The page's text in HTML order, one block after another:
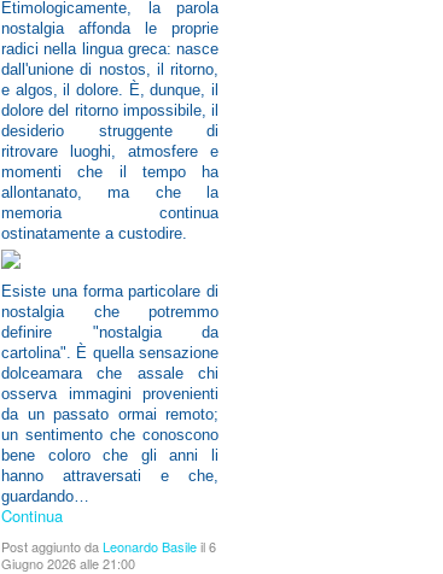
Etimologicamente, la parola
nostalgia affonda le proprie
radici nella lingua greca: nasce
dall'unione di nostos, il ritorno,
e algos, il dolore. È, dunque, il
dolore del ritorno impossibile, il
desiderio struggente di
ritrovare luoghi, atmosfere e
momenti che il tempo ha
allontanato, ma che la
memoria continua
ostinatamente a custodire.
Esiste una forma particolare di
nostalgia che potremmo
definire "nostalgia da
cartolina". È quella sensazione
dolceamara che assale chi
osserva immagini provenienti
da un passato ormai remoto;
un sentimento che conoscono
bene coloro che gli anni li
hanno attraversati e che,
guardando…
Continua
Post aggiunto daLeonardo Basileil 6
Giugno 2026 alle 21:00